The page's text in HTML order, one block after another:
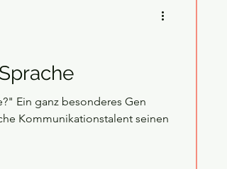
Ein ganz besonderes Gen
Kommunikationstalent seinen